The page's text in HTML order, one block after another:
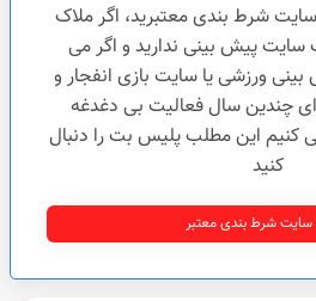
شرط بندی معتبرید، اگر ملاک
پیش بینی ندارید و اگر می
ورزشی یا سایت بازی انفجار و
چندین سال فعالیت بی دغدغه
کنیم این مطلب پلیس بت را دنبال
کنید
شرط بندی معتبر